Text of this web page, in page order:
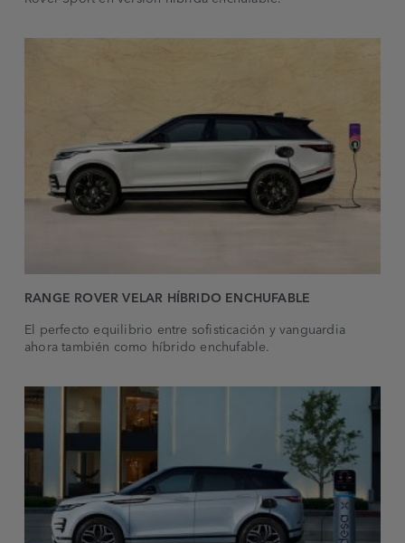
RANGE ROVER VELAR HÍBRIDO ENCHUFABLE
El perfecto equilibrio entre sofisticación y vanguardia
ahora también como híbrido enchufable.